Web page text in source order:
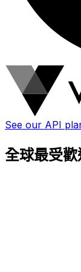
See our API
全球最受